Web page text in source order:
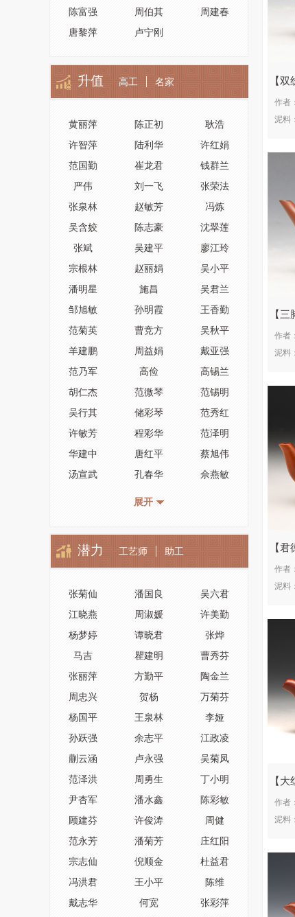
陈富强
周伯其
周建春
唐黎萍
卢宁刚
升值 高工 名家
黄丽萍 陈正初
耿浩
许智萍
陆利华
许红娟
范国勤
崔龙君
钱群兰
严伟
刘一飞
张荣法
张泉林
赵敏芳
冯炼
吴含姣
陈志豪
沈翠莲
张斌
吴建平
廖江玲
宗根林
赵丽娟
吴小平
潘明星
施昌
吴君兰
邹旭敏
孙明霞
王香勤
范菊英
曹竞方
吴秋平
羊建鹏
周益娟
戴亚强
范乃军
高俭
高锡兰
胡仁杰
范微琴
范锡明
吴行其
储彩琴
范秀红
许敏芳
程彩华
范泽明
华建中
唐红平
蔡旭伟
汤宣武
孔春华
佘燕敏
顾定荣
王卫明
毛建韦
王中民
何卫枫
邵立平
顾云峰
高潮龙
周俊智
储亦斌
史志洪
徐维明
蒋泽军
王奋良
王锡军
许爱华
高卫萍
孙立强
王国新
尹红英
勇跃军
史福棠
徐克强
吴德荣
邵雪群
马建
王芳
周渊
展开
潜力 工艺师 助工
张菊仙 潘国良
吴六君
江晓燕
周淑媛
许美勤
杨梦婷
谭晓君
张烨
马吉
瞿建明
曹秀芬
张丽萍
方勤平
陶金兰
周忠兴
贺杨
万菊芬
杨国平
王泉林
李娅
孙跃强
余志平
江政凌
蒯云涵
卢永强
吴菊凤
范泽洪
周勇生
丁小明
尹杏军
潘水鑫
陈彩敏
顾建芬
许俊涛
周健
范永芳
潘菊芳
庄红阳
宗志仙
倪顺金
杜益君
冯洪君
王小平
陈维
戴志华
何宽
张彩萍
双
作者：
泥料：
三
作者：
泥料：
君
作者：
泥料：
大
作者：
泥料：